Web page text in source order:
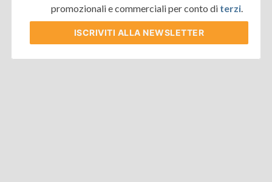
promozionali e commerciali per conto di terzi
ISCRIVITI ALLA NEWSLETTER